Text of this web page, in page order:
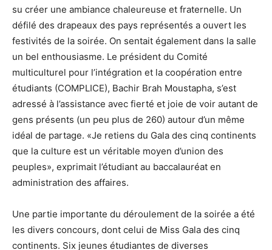
su créer une ambiance chaleureuse et fraternelle. Un
défilé des drapeaux des pays représentés a ouvert les
festivités de la soirée. On sentait également dans la salle
un bel enthousiasme. Le président du Comité
multiculturel pour l’intégration et la coopération entre
étudiants (COMPLICE), Bachir Brah Moustapha, s’est
adressé à l’assistance avec fierté et joie de voir autant de
gens présents (un peu plus de 260) autour d’un même
idéal de partage. «Je retiens du Gala des cinq continents
que la culture est un véritable moyen d’union des
peuples», exprimait l’étudiant au baccalauréat en
administration des affaires.
Une partie importante du déroulement de la soirée a été
les divers concours, dont celui de Miss Gala des cinq
continents. Six jeunes étudiantes de diverses